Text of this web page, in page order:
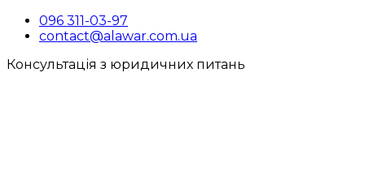
096 311-03-97
contact@alawar.com.ua
Консультація з юридичних питань